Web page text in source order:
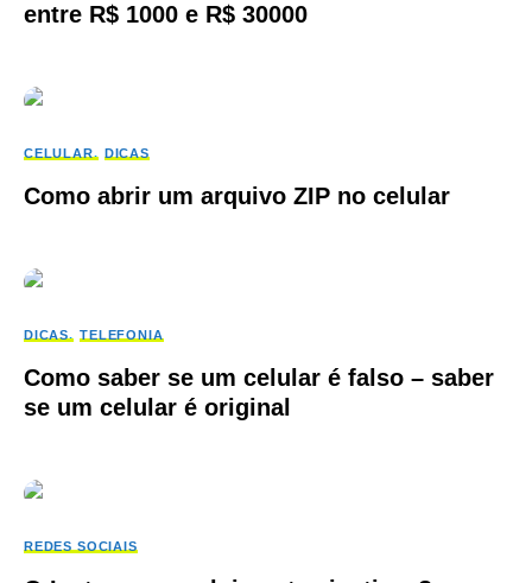
entre R$ 1000 e R$ 30000
CELULAR DICAS
Como abrir um arquivo ZIP no celular
DICAS TELEFONIA
Como saber se um celular é falso – saber
se um celular é original
REDES SOCIAIS